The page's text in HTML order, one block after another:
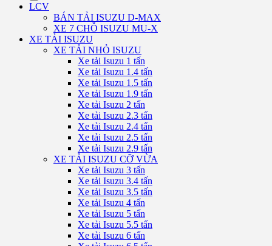
LCV
BÁN TẢI ISUZU D-MAX
XE 7 CHỖ ISUZU MU-X
XE TẢI ISUZU
XE TẢI NHỎ ISUZU
Xe tải Isuzu 1 tấn
Xe tải Isuzu 1.4 tấn
Xe tải Isuzu 1.5 tấn
Xe tải Isuzu 1.9 tấn
Xe tải Isuzu 2 tấn
Xe tải Isuzu 2.3 tấn
Xe tải Isuzu 2.4 tấn
Xe tải Isuzu 2.5 tấn
Xe tải Isuzu 2.9 tấn
XE TẢI ISUZU CỠ VỪA
Xe tải Isuzu 3 tấn
Xe tải Isuzu 3.4 tấn
Xe tải Isuzu 3.5 tấn
Xe tải Isuzu 4 tấn
Xe tải Isuzu 5 tấn
Xe tải Isuzu 5.5 tấn
Xe tải Isuzu 6 tấn